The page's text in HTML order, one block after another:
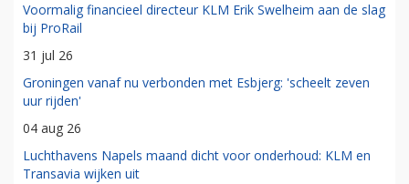
Voormalig financieel directeur KLM Erik Swelheim aan de slag
bij ProRail
31 jul 26
Groningen vanaf nu verbonden met Esbjerg: 'scheelt zeven
uur rijden'
04 aug 26
Luchthavens Napels maand dicht voor onderhoud: KLM en
Transavia wijken uit